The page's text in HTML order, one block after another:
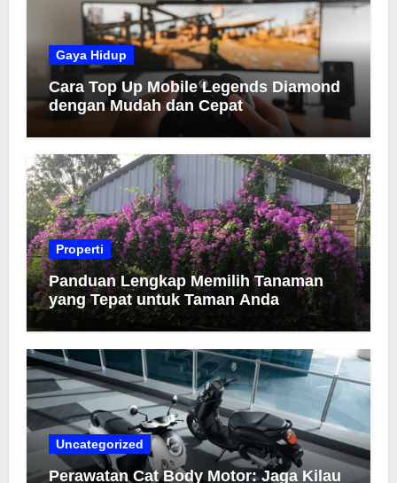
Gaya Hidup
Cara Top Up Mobile Legends Diamond
dengan Mudah dan Cepat
Properti
Panduan Lengkap Memilih Tanaman
yang Tepat untuk Taman Anda
Uncategorized
Perawatan Cat Body Motor: Jaga Kilau